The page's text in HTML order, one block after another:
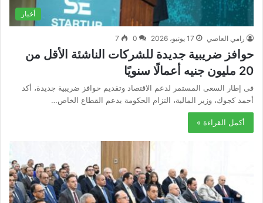
أخبار
رامي العاصي 17 يونيو، 2026 0
7
حوافز ضريبية جديدة للشركات الناشئة الأقل من
20 مليون جنيه أعمالًا سنويًا
فى إطار السعى المستمر لدعم الاقتصاد وتقديم حوافز ضريبية جديدة، أكد
أحمد كجوك، وزير المالية، التزام الحكومة بدعم القطاع الخاص…
أكمل القراءة »